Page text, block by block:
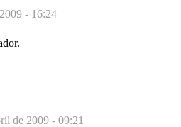
- 16:24
de 2009 - 09:21